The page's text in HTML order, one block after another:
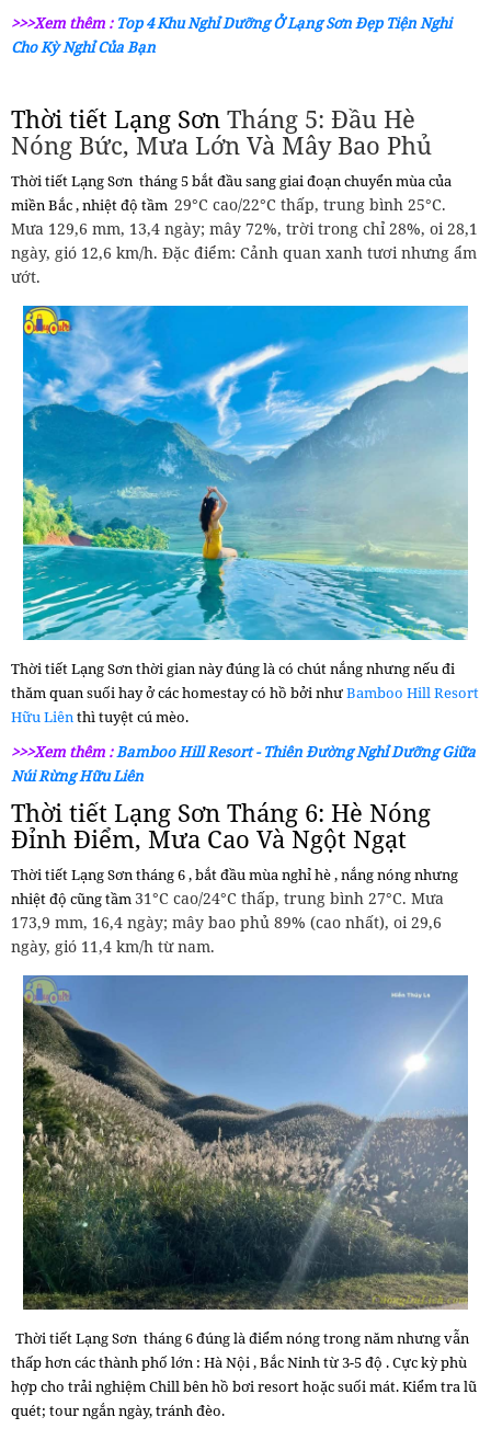
>>>Xem thêm : Top 4 Khu Nghỉ Dưỡng Ở Lạng Sơn Đẹp Tiện Nghi
Cho Kỳ Nghỉ Của Bạn
Thời tiết Lạng Sơn Tháng 5: Đầu Hè
Nóng Bức, Mưa Lớn Và Mây Bao Phủ
Thời tiết Lạng Sơn tháng 5 bắt đầu sang giai đoạn chuyển mùa của
miền Bắc , nhiệt độ tầm 29°C cao/22°C thấp, trung bình 25°C.
Mưa 129,6 mm, 13,4 ngày; mây 72%, trời trong chỉ 28%, oi 28,1
ngày, gió 12,6 km/h. Đặc điểm: Cảnh quan xanh tươi nhưng ẩm
ướt.
Thời tiết Lạng Sơnthời gian này đúng là có chút nắng nhưng nếu đi
thăm quan suối hay ở các homestay có hồ bởi nhưBamboo Hill Resort
Hữu Liênthì tuyệt cú mèo.
>>>Xem thêm :Bamboo Hill Resort - Thiên Đường Nghỉ Dưỡng Giữa
Núi Rừng Hữu Liên
Thời tiết Lạng Sơn Tháng 6: Hè Nóng
Đỉnh Điểm, Mưa Cao Và Ngột Ngạt
Thời tiết Lạng Sơntháng 6 , bắt đầu mùa nghỉ hè , nắng nóng nhưng
nhiệt độ cũng tầm 31°C cao/24°C thấp, trung bình 27°C. Mưa
173,9 mm, 16,4 ngày; mây bao phủ 89% (cao nhất), oi 29,6
ngày, gió 11,4 km/h từ nam.
Thời tiết Lạng Sơn tháng 6 đúng là điểm nóng trong năm nhưng vẫn
thấp hơn các thành phố lớn : Hà Nội , Bắc Ninh từ 3-5 độ . Cực kỳ phù
hợp cho trải nghiệmChill bên hồ bơi resort hoặc suối mát. Kiểm tra lũ
quét; tour ngắn ngày, tránh đèo.